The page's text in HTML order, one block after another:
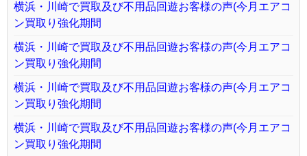
横浜・川崎で買取及び不用品回遊お客様の声(今月エアコ
ン買取り強化期間
横浜・川崎で買取及び不用品回遊お客様の声(今月エアコ
ン買取り強化期間
横浜・川崎で買取及び不用品回遊お客様の声(今月エアコ
ン買取り強化期間
横浜・川崎で買取及び不用品回遊お客様の声(今月エアコ
ン買取り強化期間